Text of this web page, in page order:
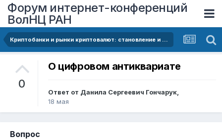
Форум интернет-конференций
ВолНЦ РАН
Криптобанки и рынки криптовалют: становление и перспективы развития ( на примере Союзного государства Республики Беларусь и Российской Федерации).СОЮЗНОГО ГОСУДАРСТВА РЕСПУБЛИКИ БЕЛАРУСЬ И РОССИЙСКОЙ ФЕДЕРАЦИИ)
0
О цифровом антиквариате
Ответ от Данила Сергеевич Гончарук,
18 мая
Вопрос